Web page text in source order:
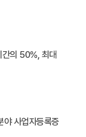
간의 50%, 최대
야 사업자등록증